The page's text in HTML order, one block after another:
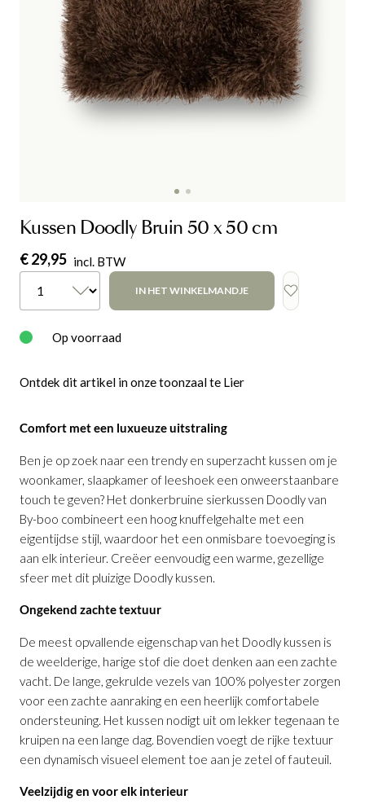
Kussen Doodly Bruin 50 x 50 cm
€ 29,95 incl. BTW
IN HET WINKELMANDJE
Op voorraad
Ontdek dit artikel in onze toonzaal te Lier
Comfort met een luxueuze uitstraling
Ben je op zoek naar een trendy en superzacht kussen om je
woonkamer, slaapkamer of leeshoek een onweerstaanbare
touch te geven? Het donkerbruine sierkussen Doodly van
By-boo combineert een hoog knuffelgehalte met een
eigentijdse stijl, waardoor het een onmisbare toevoeging is
aan elk interieur. Creëer eenvoudig een warme, gezellige
sfeer met dit pluizige Doodly kussen.
Ongekend zachte textuur
De meest opvallende eigenschap van het Doodly kussen is
de weelderige, harige stof die doet denken aan een zachte
vacht. De lange, gekrulde vezels van 100% polyester zorgen
voor een zachte aanraking en een heerlijk comfortabele
ondersteuning. Het kussen nodigt uit om lekker tegenaan te
kruipen na een lange dag. Bovendien voegt de rijke textuur
een dynamisch visueel element toe aan je zetel of fauteuil.
Veelzijdig en voor elk interieur
Kussen Doodly Bruin 40 x 60 cm
Kussen Doodly Bruin 50 x 50 cm